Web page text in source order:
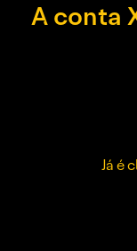
A conta
Já é